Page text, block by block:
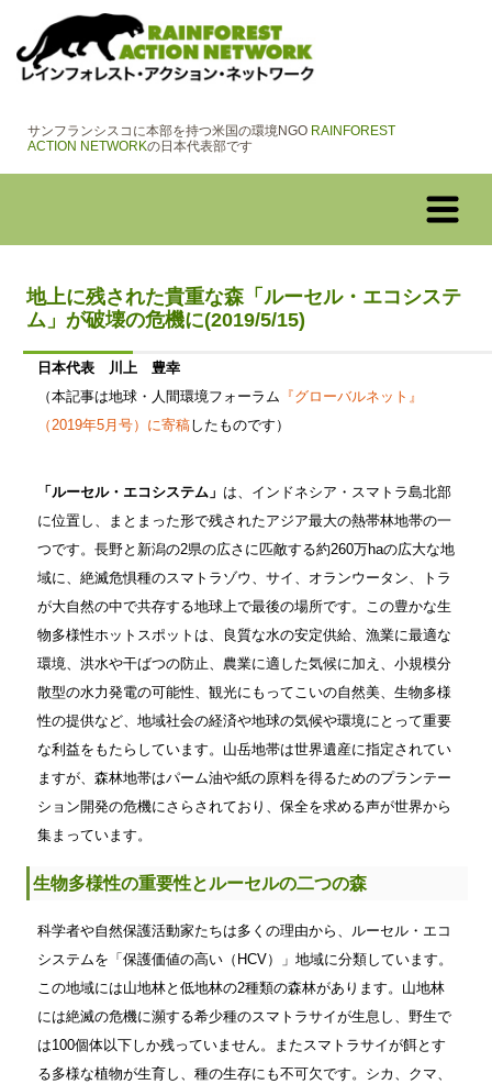
サンフランシスコに本部を持つ米国の環境NGO RAINFOREST
ACTION NETWORKの日本代表部です
地上に残された貴重な森「ルーセル・エコシステ
ム」が破壊の危機に(2019/5/15)
日本代表 川上 豊幸
（本記事は地球・人間環境フォーラム 『グローバルネット』
（2019年5月号）に寄稿したものです）
「ルーセル・エコシステム」 は、インドネシア・スマトラ島北部
に位置し、まとまった形で残されたアジア最大の熱帯林地帯の一
つです。長野と新潟の2県の広さに匹敵する約260万haの広大な地
域に、絶滅危惧種のスマトラゾウ、サイ、オランウータン、トラ
が大自然の中で共存する地球上で最後の場所です。この豊かな生
物多様性ホットスポットは、良質な水の安定供給、漁業に最適な
環境、洪水や干ばつの防止、農業に適した気候に加え、小規模分
散型の水力発電の可能性、観光にもってこいの自然美、生物多様
性の提供など、地域社会の経済や地球の気候や環境にとって重要
な利益をもたらしています。山岳地帯は世界遺産に指定されてい
ますが、森林地帯はパーム油や紙の原料を得るためのプランテー
ション開発の危機にさらされており、保全を求める声が世界から
集まっています。
生物多様性の重要性とルーセルの二つの森
科学者や自然保護活動家たちは多くの理由から、ルーセル・エコ
システムを「保護価値の高い（HCV）」地域に分類しています。
この地域には山地林と低地林の2種類の森林があります。山地林
には絶滅の危機に瀕する希少種のスマトラサイが生息し、野生で
は100個体以下しか残っていません。またスマトラサイが餌とす
る多様な植物が生育し、種の生存にも不可欠です。シカ、クマ、